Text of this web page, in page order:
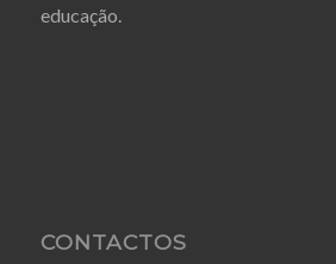
educação.
CONTACTOS